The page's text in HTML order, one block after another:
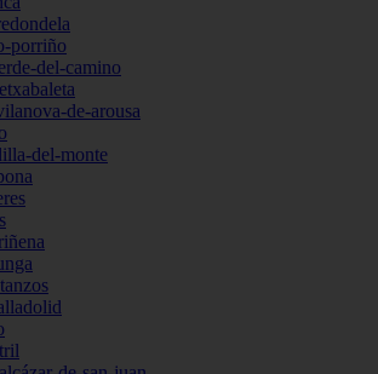
porriño
del-camino
de-arousa
del-monte